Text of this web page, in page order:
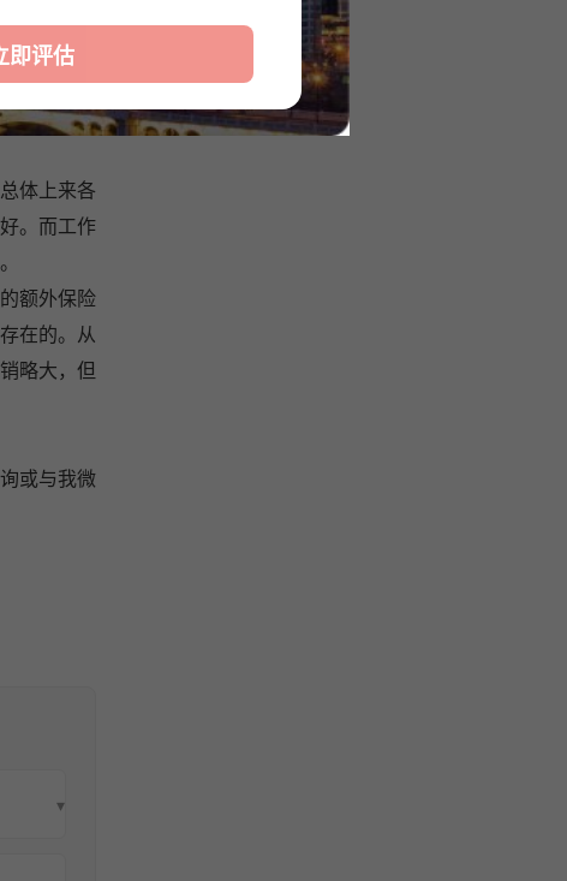
即评估
二年有了
体上来各
。而工作
额外保险
在的。从
略大，但
或与我微
▾